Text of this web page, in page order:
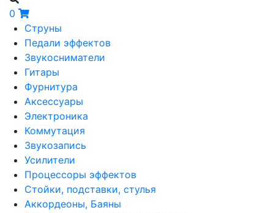
0
Струны
Педали эффектов
Звукосниматели
Гитары
Фурнитура
Аксессуары
Электроника
Коммутация
Звукозапись
Усилители
Процессоры эффектов
Стойки, подставки, стулья
Аккордеоны, Баяны